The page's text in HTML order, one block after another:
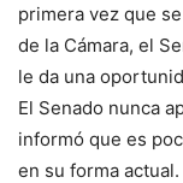
primera vez que
de la Cámara, el
le da una
El Senado nunca
informó que es
en su forma actual.